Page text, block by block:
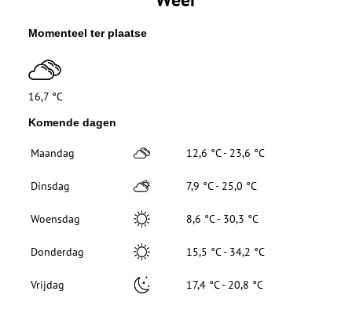
Momenteel ter plaatse
16,7 °C
Komende dagen
Maandag 12,6 °C - 23,6 °C
Dinsdag 7,9 °C - 25,0 °C
Woensdag 8,6 °C - 30,3 °C
Donderdag 15,5 °C - 34,2 °C
Vrijdag 17,4 °C - 20,8 °C